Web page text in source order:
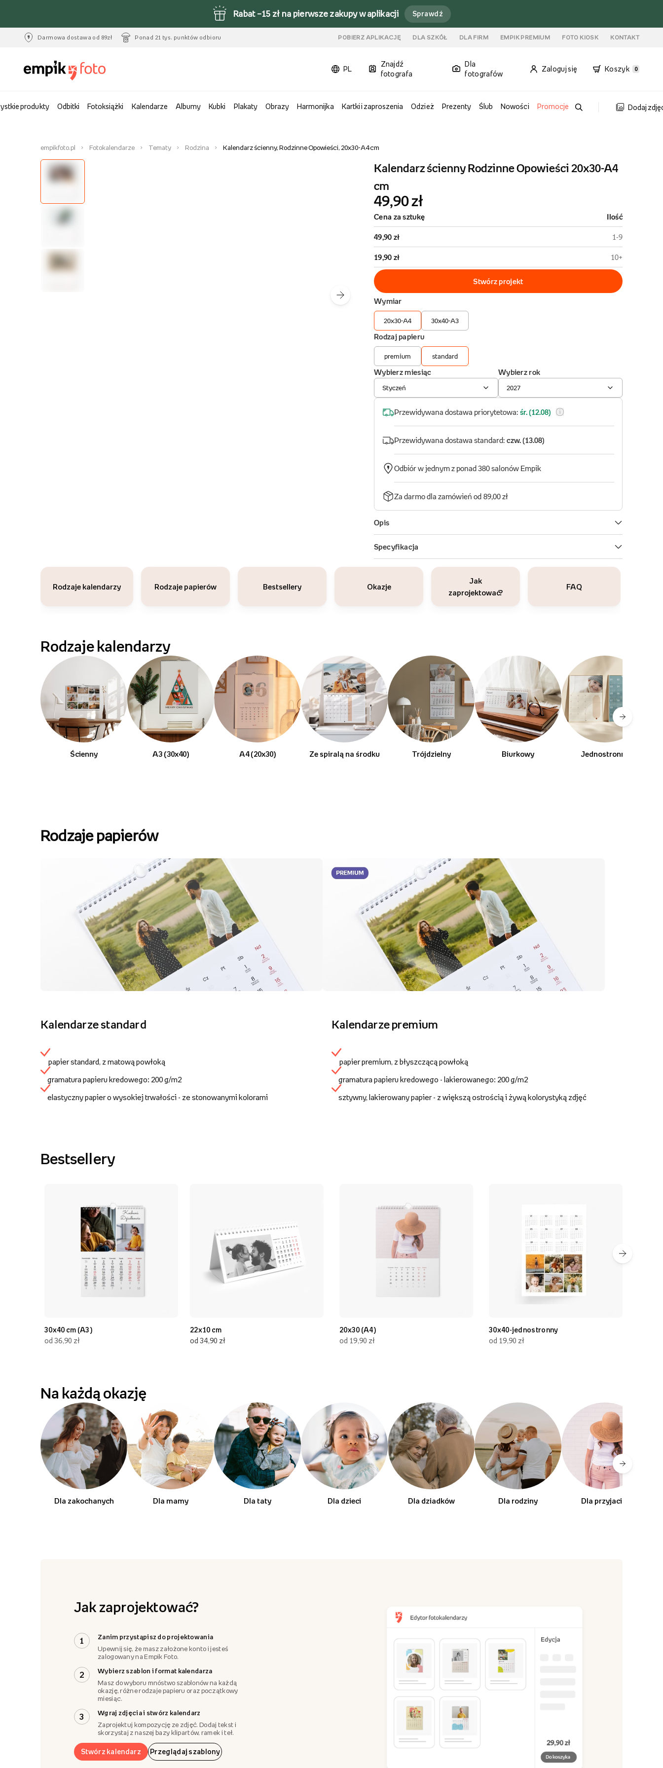
Rabat –15 zł na pierwsze zakupy w aplikacji Sprawdź
Darmowa dostawa od 89zł Ponad 21 tys. punktów odbioru POBIERZ APLIKACJĘ DLA SZKÓŁ DLA FIRM EMPIK PREMIUM FOTO KIOSK KONTAKT
PL
Znajdź
fotografa
Dla
fotografów
Zaloguj się Koszyk 0
produkty Odbitki Fotoksiążki Kalendarze Albumy Kubki Plakaty Obrazy Harmonijka Kartki i zaproszenia Odzież Prezenty Ślub Nowości Promocje Dodaj
empikfoto.pl Fotokalendarze Tematy Rodzina Kalendarz ścienny, Rodzinne Opowieści, 20x30-A4 cm
Rodzaje kalendarzy Rodzaje papierów Bestsellery Okazje
Jak
zaprojektować?
FAQ
Rodzaje kalendarzy
Ścienny A3 (30x40) A4 (20x30) Ze spiralą na środku Trójdzielny Biurkowy Jednostronny
Rodzaje papierów
Kalendarze standard
papier standard, z matową powłoką
gramatura papieru kredowego: 200 g/m2
elastyczny papier o wysokiej trwałości - ze stonowanymi kolorami
Kalendarze premium
papier premium, z błyszczącą powłoką
gramatura papieru kredowego - lakierowanego: 200 g/m2
sztywny, lakierowany papier - z większą ostrością i żywą kolorystyką zdjęć
Bestsellery
30x40 cm (A3)
od 36,90 zł
22x10 cm
od 34,90 zł
20x30 (A4)
od 19,90 zł
30x40-jednostronny
od 19,90 zł
Na każdą okazję
Dla zakochanych Dla mamy Dla taty Dla dzieci Dla dziadków Dla rodziny Dla przyjaciól
Jak zaprojektować?
1
Zanim przystąpisz do projektowania
Upewnij się, że masz założone konto i jesteś
zalogowany na Empik Foto.
2
Wybierz szablon i format kalendarza
Masz do wyboru mnóstwo szablonów na każdą
okazję, różne rodzaje papieru oraz początkowy
miesiąc.
3
Wgraj zdjęcia i stwórz kalendarz
Zaprojektuj kompozycję ze zdjęć. Dodaj tekst i
skorzystaj z naszej bazy klipartów, ramek i teł.
Stwórz kalendarz Przeglądaj szablony